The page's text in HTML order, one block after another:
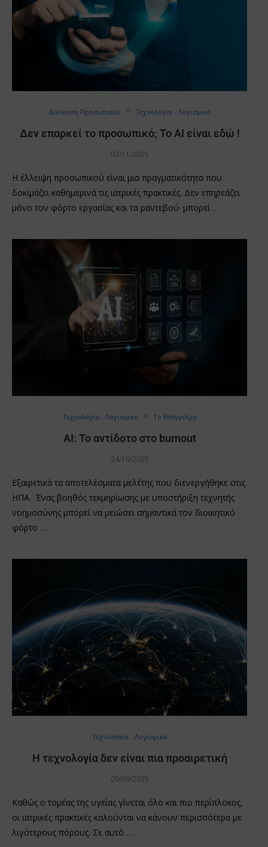
Διοίκηση Προσωπικού Τεχνολογία - Λογισμικό
Δεν επαρκεί το προσωπικό; Το AI είναι εδώ !
03/11/2025
Η έλλειψη προσωπικού είναι μια πραγματικότητα που
δοκιμάζει καθημερινά τις ιατρικές πρακτικές. Δεν επηρεάζει
μόνο τον φόρτο εργασίας και τα ραντεβού· μπορεί …
Τεχνολογία - Λογισμικό Το Επάγγελμα
AI: To αντίδοτο στο burnout
24/10/2025
Εξαιρετικά τα αποτελέσματα μελέτης που διενεργήθηκε στις
ΗΠΑ. Ένας βοηθός τεκμηρίωσης με υποστήριξη τεχνητής
νοημοσύνης μπορεί να μειώσει σημαντικά τον διοικητικό
φόρτο …
Τεχνολογία - Λογισμικό
Η τεχνολογία δεν είναι πια προαιρετική
09/09/2025
Καθώς ο τομέας της υγείας γίνεται όλο και πιο περίπλοκος,
οι ιατρικές πρακτικές καλούνται να κάνουν περισσότερα με
λιγότερους πόρους. Σε αυτό …